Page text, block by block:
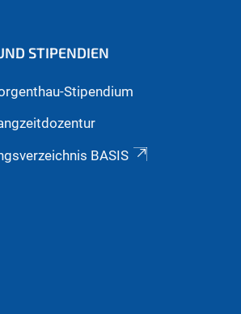
STIPENDIEN
Stipendium
BASIS